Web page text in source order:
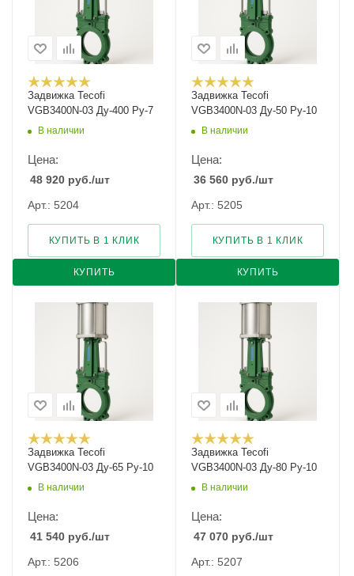
Задвижка Tecofi
VGB3400N-03 Ду-400 Ру-7
В наличии
Цена:
48 920 руб./шт
Арт.: 5204
КУПИТЬ
КУПИТЬ В 1 КЛИК
Задвижка Tecofi
VGB3400N-03 Ду-50 Ру-10
В наличии
Цена:
36 560 руб./шт
Арт.: 5205
КУПИТЬ
КУПИТЬ В 1 КЛИК
Задвижка Tecofi
VGB3400N-03 Ду-65 Ру-10
В наличии
Цена:
41 540 руб./шт
Арт.: 5206
Задвижка Tecofi
VGB3400N-03 Ду-80 Ру-10
В наличии
Цена:
47 070 руб./шт
Арт.: 5207